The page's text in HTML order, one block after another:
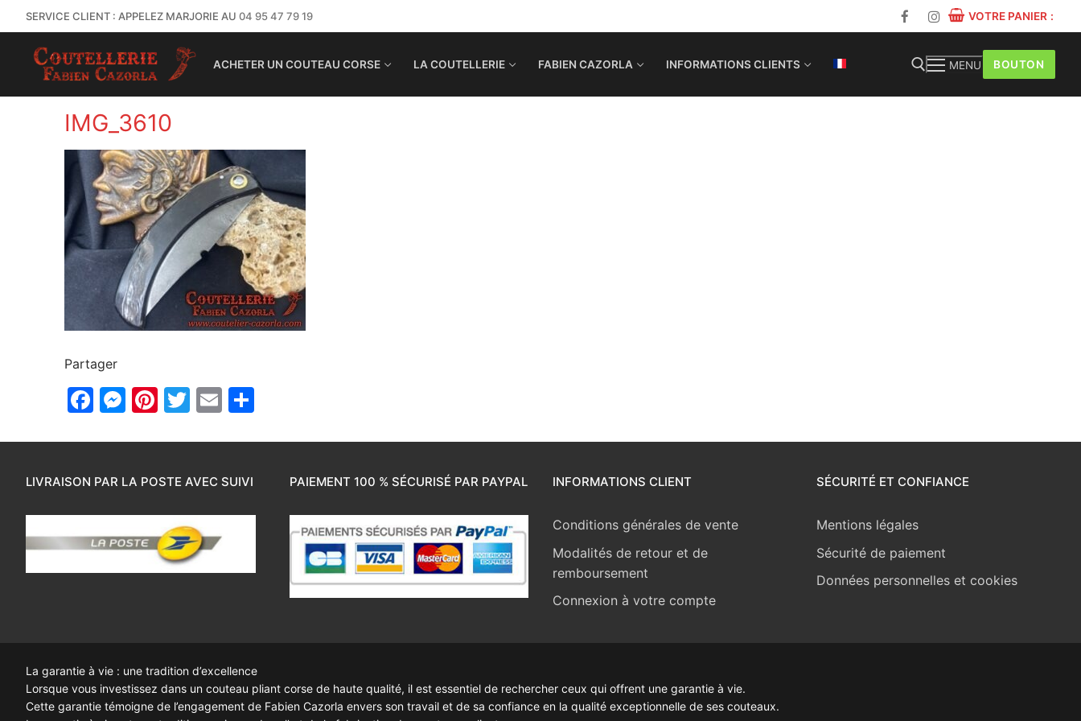
SERVICE CLIENT : APPELEZ MARJORIE AU 04 95 47 79 19 VOTRE PANIER :
ACHETER UN COUTEAU CORSE LA COUTELLERIE FABIEN CAZORLA INFORMATIONS CLIENTS MENU BOUTON
IMG_3610
Partager
Facebook
Messenger
Pinterest
Twitter
Email
LIVRAISON PAR LA POSTE AVEC SUIVI PAIEMENT 100 % SÉCURISÉ PAR PAYPAL INFORMATIONS CLIENT
Conditions générales de vente
Modalités de retour et de
remboursement
Connexion à votre compte
SÉCURITÉ ET CONFIANCE
Mentions légales
Sécurité de paiement
Données personnelles et cookies
La garantie à vie : une tradition d’excellence
Lorsque vous investissez dans un couteau pliant corse de haute qualité, il est essentiel de rechercher ceux qui offrent une garantie à vie.
Cette garantie témoigne de l’engagement de Fabien Cazorla envers son travail et de sa confiance en la qualité exceptionnelle de ses couteaux.